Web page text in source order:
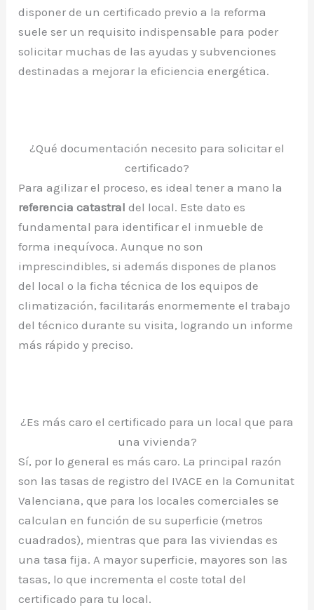
disponer de un certificado previo a la reforma
suele ser un requisito indispensable para poder
solicitar muchas de las ayudas y subvenciones
destinadas a mejorar la eficiencia energética.
¿Qué documentación necesito para solicitar el
certificado?
Para agilizar el proceso, es ideal tener a mano la
referencia catastral del local. Este dato es
fundamental para identificar el inmueble de
forma inequívoca. Aunque no son
imprescindibles, si además dispones de planos
del local o la ficha técnica de los equipos de
climatización, facilitarás enormemente el trabajo
del técnico durante su visita, logrando un informe
más rápido y preciso.
¿Es más caro el certificado para un local que para
una vivienda?
Sí, por lo general es más caro. La principal razón
son las tasas de registro del IVACE en la Comunitat
Valenciana, que para los locales comerciales se
calculan en función de su superficie (metros
cuadrados), mientras que para las viviendas es
una tasa fija. A mayor superficie, mayores son las
tasas, lo que incrementa el coste total del
certificado para tu local.